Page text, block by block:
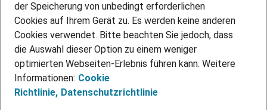
PRESSE
KONTAKT
@Adecco 2026
IMPRESSUM
DATENSCHUTZ
der Speicherung von unbedingt erforderlichen
Cookies auf Ihrem Gerät zu. Es werden keine anderen
Cookies verwendet. Bitte beachten Sie jedoch, dass
die Auswahl dieser Option zu einem weniger
optimierten Webseiten-Erlebnis führen kann. Weitere
Informationen: Cookie
Richtlinie, Datenschutzrichtlinie